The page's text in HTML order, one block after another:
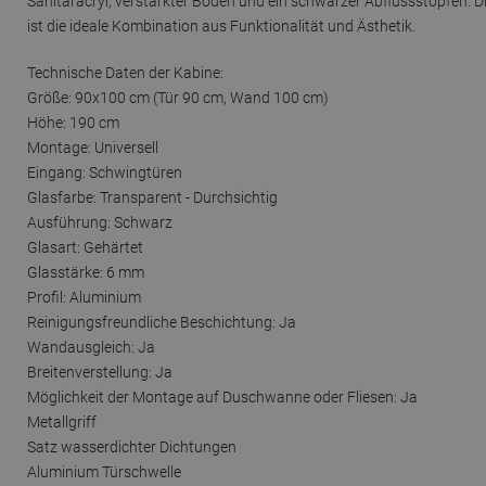
ist die ideale Kombination aus Funktionalität und Ästhetik.
Technische Daten der Kabine:
Größe: 90x100 cm (Tür 90 cm, Wand 100 cm)
Höhe: 190 cm
Montage: Universell
Eingang: Schwingtüren
Glasfarbe: Transparent - Durchsichtig
Ausführung: Schwarz
Glasart: Gehärtet
Glasstärke: 6 mm
Profil: Aluminium
Reinigungsfreundliche Beschichtung: Ja
Wandausgleich: Ja
Breitenverstellung: Ja
Möglichkeit der Montage auf Duschwanne oder Fliesen: Ja
Metallgriff
Satz wasserdichter Dichtungen
Aluminium Türschwelle